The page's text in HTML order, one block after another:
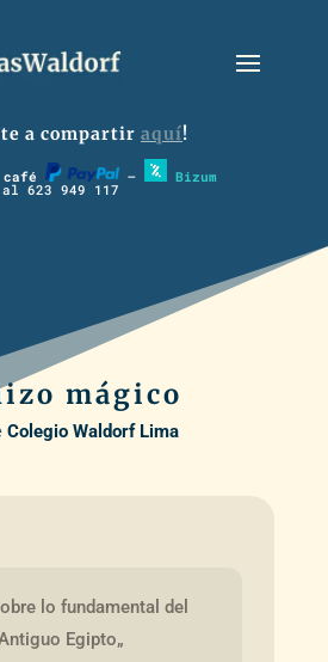
a compartir aquí!
café – Bizum
al 623 949 117
mágico
Colegio Waldorf Lima
lo fundamental del
Egipto„